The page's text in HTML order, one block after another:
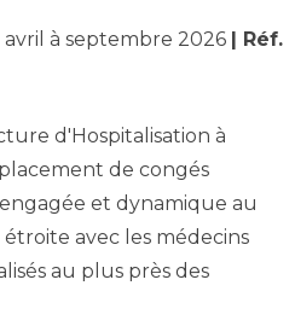
avril à septembre 2026 | Réf.
d'Hospitalisation à
de congés
et dynamique au
avec les médecins
au plus près des